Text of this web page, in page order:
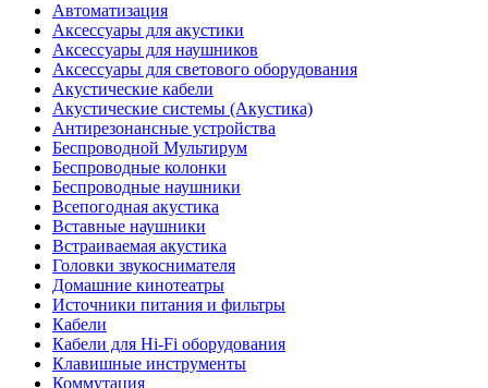
Автоматизация
Аксессуары для акустики
Аксессуары для наушников
Аксессуары для светового оборудования
Акустические кабели
Акустические системы (Акустика)
Антирезонансные устройства
Беспроводной Мультирум
Беспроводные колонки
Беспроводные наушники
Всепогодная акустика
Вставные наушники
Встраиваемая акустика
Головки звукоснимателя
Домашние кинотеатры
Источники питания и фильтры
Кабели
Кабели для Hi-Fi оборудования
Клавишные инструменты
Коммутация